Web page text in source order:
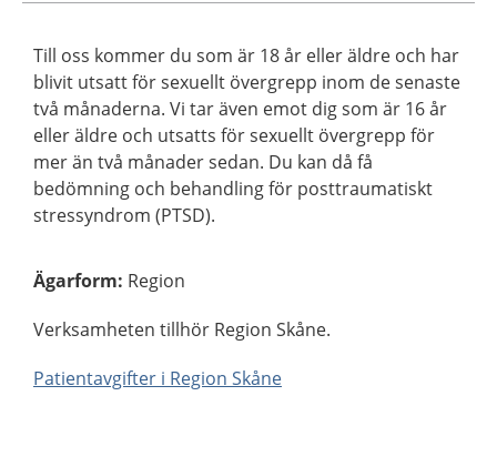
Till oss kommer du som är 18 år eller äldre och har
blivit utsatt för sexuellt övergrepp inom de senaste
två månaderna. Vi tar även emot dig som är 16 år
eller äldre och utsatts för sexuellt övergrepp för
mer än två månader sedan. Du kan då få
bedömning och behandling för posttraumatiskt
stressyndrom (PTSD).
Ägarform: Region
Verksamheten tillhör Region Skåne.
Patientavgifter i Region Skåne